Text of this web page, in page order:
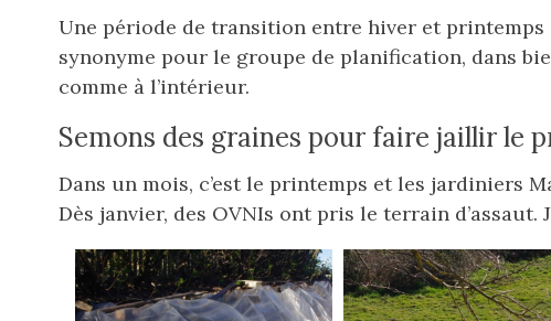
Une période de transition entre hiver et printemps
synonyme pour le groupe de planification, dans
comme à l’intérieur.
Semons des graines pour faire jaillir le
Dans un mois, c’est le printemps et les jardiniers
Dès janvier, des OVNIs ont pris le terrain d’assaut.